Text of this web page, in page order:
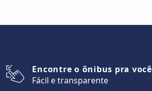
Encontre o ônibus pra você
Fácil e transparente